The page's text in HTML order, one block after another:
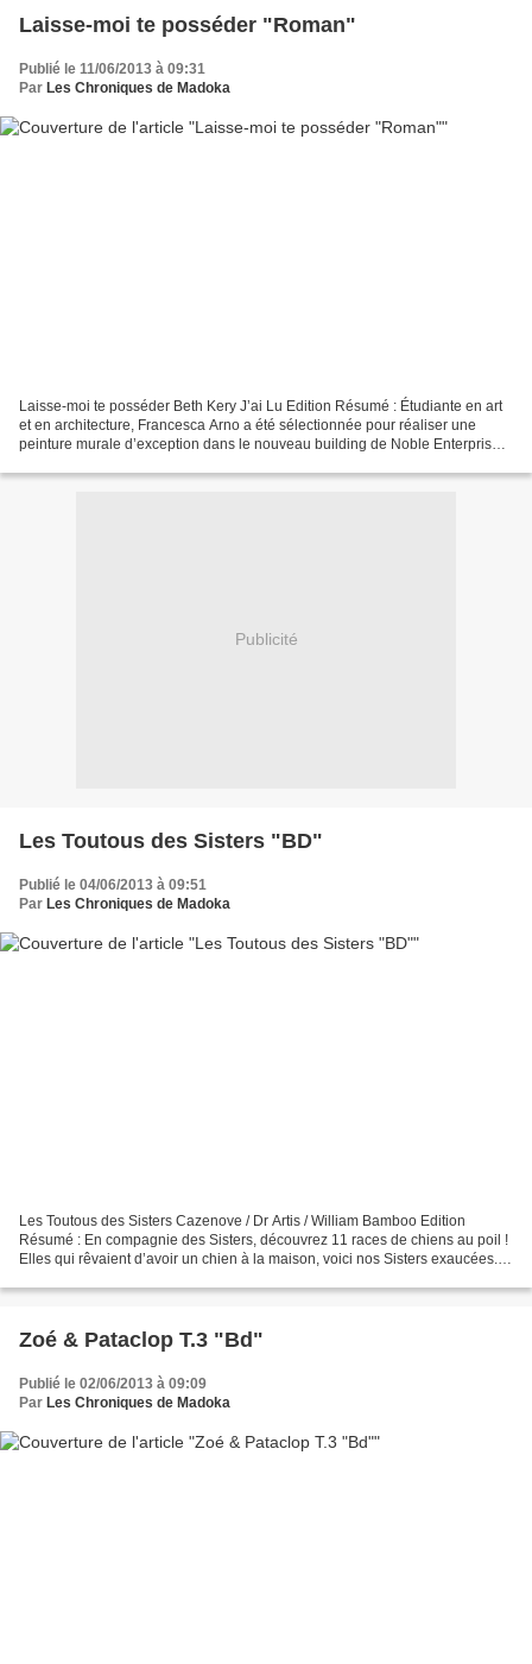
Laisse-moi te posséder "Roman"
Publié le 11/06/2013 à 09:31
Par Les Chroniques de Madoka
Laisse-moi te posséder Beth Kery J’ai Lu Edition Résumé : Étudiante en art
et en architecture, Francesca Arno a été sélectionnée pour réaliser une
peinture murale d’exception dans le nouveau building de Noble Enterprises.
Publicité
Les Toutous des Sisters "BD"
Publié le 04/06/2013 à 09:51
Par Les Chroniques de Madoka
Les Toutous des Sisters Cazenove / Dr Artis / William Bamboo Edition
Résumé : En compagnie des Sisters, découvrez 11 races de chiens au poil !
Elles qui rêvaient d’avoir un chien à la maison, voici nos Sisters exaucées.
Zoé & Pataclop T.3 "Bd"
Publié le 02/06/2013 à 09:09
Par Les Chroniques de Madoka